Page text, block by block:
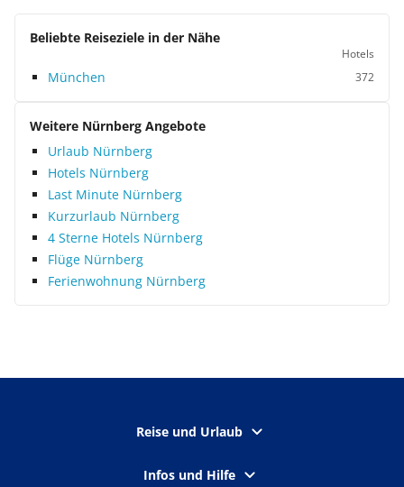
Beliebte Reiseziele in der Nähe
Hotels
München 372
Weitere Nürnberg Angebote
Urlaub Nürnberg
Hotels Nürnberg
Last Minute Nürnberg
Kurzurlaub Nürnberg
4 Sterne Hotels Nürnberg
Flüge Nürnberg
Ferienwohnung Nürnberg
Reise und Urlaub
Infos und Hilfe